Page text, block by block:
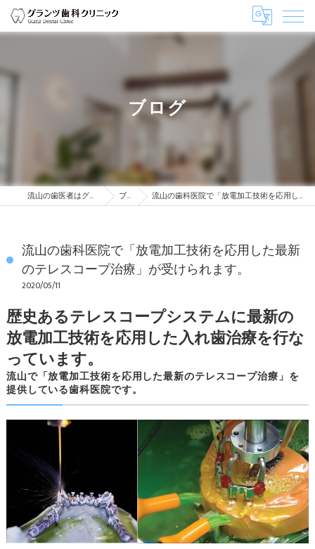
ブログ
流山の歯医者はグランツ歯科クリニック ブログ 流山の歯科医院で「放電加工技術を応用した最新のテレスコープ治療」が受けられます。
流山の歯科医院で「放電加工技術を応用した最新
のテレスコープ治療」が受けられます。
2020/05/11
流山で「放電加工技術を応用した最新のテレスコープ治療」を
提供している歯科医院です。
歴史あるテレスコープシステムに最新の
放電加工技術を応用した入れ歯治療を行な
っています。